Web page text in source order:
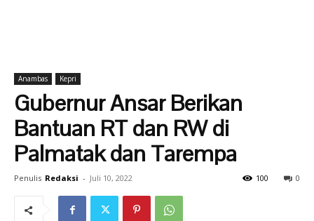
Anambas Kepri
Gubernur Ansar Berikan
Bantuan RT dan RW di
Palmatak dan Tarempa
Penulis Redaksi - Juli 10, 2022 0
100